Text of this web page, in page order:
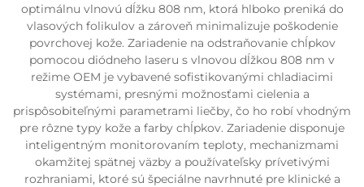
optimálnu vlnovú dĺžku 808 nm, ktorá hlboko preniká do
vlasových folikulov a zároveň minimalizuje poškodenie
povrchovej kože. Zariadenie na odstraňovanie chĺpkov
pomocou diódneho laseru s vlnovou dĺžkou 808 nm v
režime OEM je vybavené sofistikovanými chladiacimi
systémami, presnými možnosťami cielenia a
prispôsobiteľnými parametrami liečby, čo ho robí vhodným
pre rôzne typy kože a farby chĺpkov. Zariadenie disponuje
inteligentným monitorovaním teploty, mechanizmami
okamžitej spätnej väzby a používateľsky prívetivými
rozhraniami, ktoré sú špeciálne navrhnuté pre klinické a